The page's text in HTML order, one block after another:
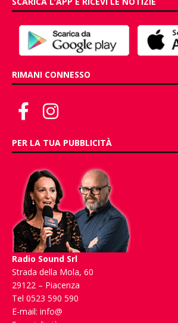
RIMANI CONNESSO
PER LA TUA PUBBLICITÀ
Radio Sound Srl
Strada della Mola, 60
29122 – Piacenza
Tel 0523 590 590
E-mail: info@